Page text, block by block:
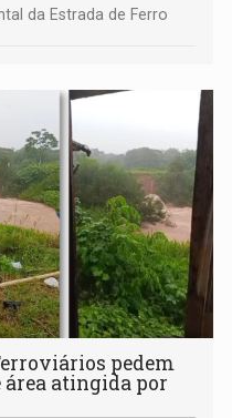
da Estrada de Ferro
pedem
área atingida por